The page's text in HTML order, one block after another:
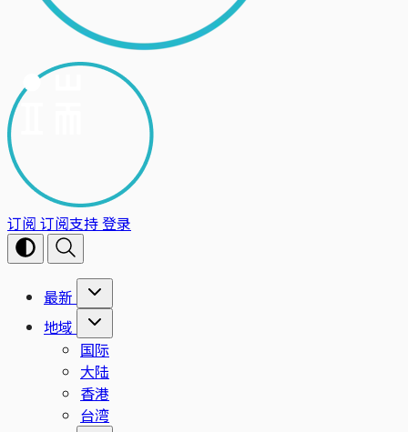
订阅 订阅支持登录
最新
地域
国际
大陆
香港
台湾